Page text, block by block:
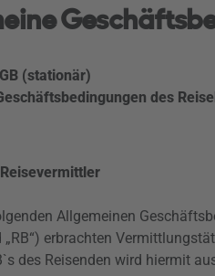
(stationär)
des
Allgemeinen
erbrachten
des Reisenden wird hiermit